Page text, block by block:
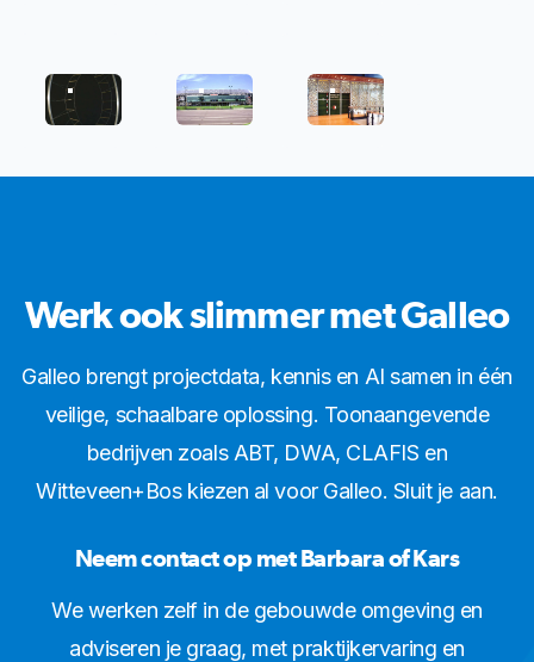
0070_FIG6 421_827_451 426_888_605
Werk ook slimmer met Galleo
Galleo brengt projectdata, kennis en AI samen in één
veilige, schaalbare oplossing. Toonaangevende
bedrijven zoals ABT, DWA, CLAFIS en
Witteveen+Bos kiezen al voor Galleo. Sluit je aan.
Neem contact op met Barbara of Kars
We werken zelf in de gebouwde omgeving en
adviseren je graag, met praktijkervaring en